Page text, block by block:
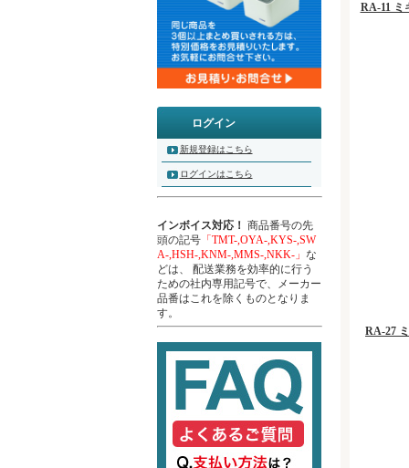
ログイン
新規登録はこちら
ログインはこちら
インボイス対応！ 商品番号の先
頭の記号「TMT-,OYA-,KYS-,SW
A-,HSH-,KNM-,MMS-,NKK-」 な
どは、 配送業務を効率的に行う
ための社内専用記号で、メーカー
品番はこれを除くものとなりま
す。
RA-11
RA-27